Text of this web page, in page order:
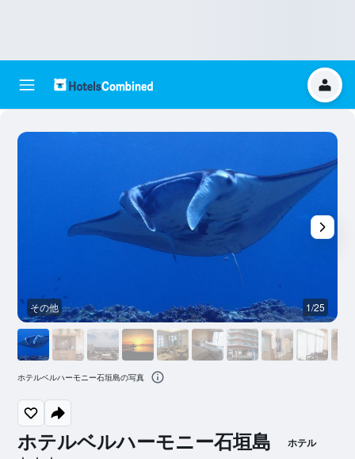
ホテルベルハーモニー石垣島 ホテル
その他 1/25
ホテルベルハーモニー石垣島の写真